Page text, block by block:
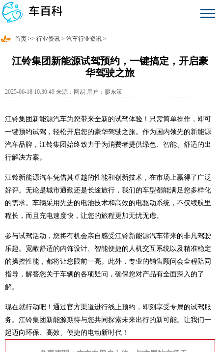
首页 >> 行业资讯 > 汽车行业资讯 >
江铃集团新能源试驾预约，一键搞定，开启豪
华驾驶之旅
2025-06-18 10:30:49 来源：网易 用户：廖东策
江铃集团新能源汽车为您带来全新的试驾体验！只需简单操作，即可
一键预约试驾，轻松开启您的豪华驾驶之旅。作为国内领先的新能源
汽车品牌，江铃集团始终致力于为消费者提供绿色、智能、舒适的出
行解决方案。
江铃新能源汽车凭借其卓越的性能和创新技术，在市场上赢得了广泛
好评。无论是城市通勤还是长途旅行，我们的车型都能满足您多样化
的需求。车辆采用先进的电池技术和高效的电驱动系统，不仅续航里
程长，而且充电速度快，让您的旅程更加无忧无虑。
参与试驾活动，您将有机会亲自感受江铃新能源汽车带来的非凡驾驶
乐趣。宽敞舒适的内饰设计、智能便捷的人机交互系统以及精准稳定
的操控性能，都将让您眼前一亮。此外，专业的销售顾问会全程陪同
指导，解答您关于车辆的各项疑问，确保您对产品有全面深入的了
解。
现在就行动吧！通过官方渠道进行线上预约，即刻享受专属的试驾服
务。江铃集团新能源期待与您共同探索未来出行的新可能。让我们一
起迈向环保、高效、便捷的电动新时代！